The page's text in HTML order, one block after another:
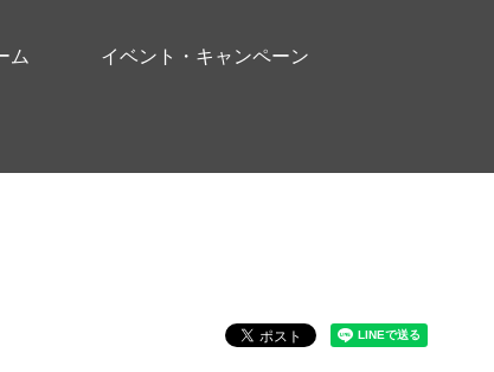
ム イベント・キャンペーン